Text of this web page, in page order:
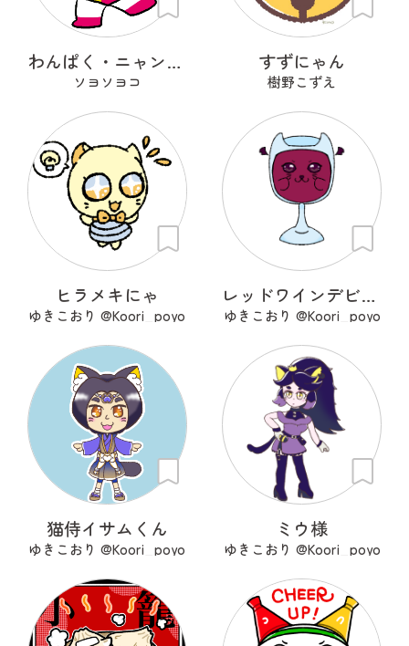
わんぱく・ニャンスケ
ソヨソヨコ
すずにゃん
樹野こずえ
ヒラメキにゃ
ゆきこおり @Koori_poyo
レッドワインデビル。
ゆきこおり @Koori_poyo
猫侍イサムくん
ゆきこおり @Koori_poyo
ミウ様
ゆきこおり @Koori_poyo